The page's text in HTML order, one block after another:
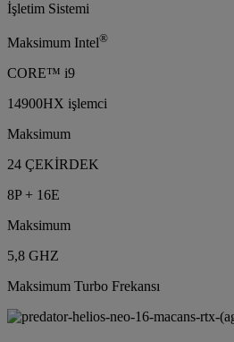
İşletim Sistemi
Maksimum Intel®
CORE™ i9
14900HX işlemci
Maksimum
24 ÇEKİRDEK
8P + 16E
Maksimum
5,8 GHZ
Maksimum Turbo Frekansı